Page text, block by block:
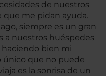
de nuestros
que me pidan ayuda.
siempre es un gran
a nuestros huéspedes
haciendo bien mi
único que no puede
es la sonrisa de un